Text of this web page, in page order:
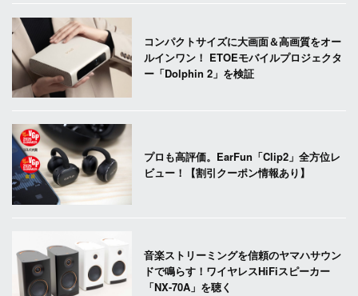
コンパクトサイズに大画面＆高画質をオー
ルインワン！ ETOEモバイルプロジェクタ
ー「Dolphin 2」を検証
プロも高評価。EarFun「Clip2」全方位レ
ビュー！【割引クーポン情報あり】
音楽ストリーミングを信頼のヤマハサウン
ドで鳴らす！ワイヤレスHiFiスピーカー
「NX-70A」を聴く